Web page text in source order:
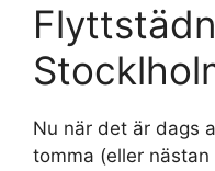
Nu när det är dags
tomma (eller